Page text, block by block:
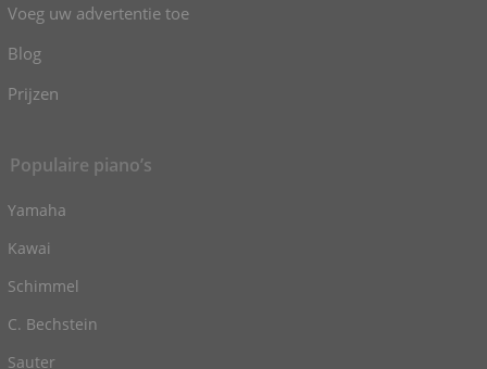
Voeg uw advertentie toe
Blog
Prijzen
Populaire piano’s
Yamaha
Kawai
Schimmel
C. Bechstein
Sauter